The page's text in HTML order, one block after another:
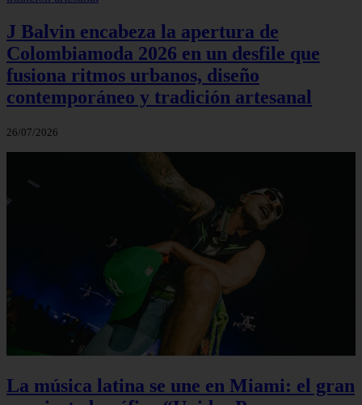
J Balvin encabeza la apertura de
Colombiamoda 2026 en un desfile que
fusiona ritmos urbanos, diseño
contemporáneo y tradición artesanal
26/07/2026
La música latina se une en Miami: el gran